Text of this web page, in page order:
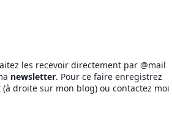
les recevoir directement par @mail
newsletter. Pour ce faire enregistrez
droite sur mon blog) ou contactez moi